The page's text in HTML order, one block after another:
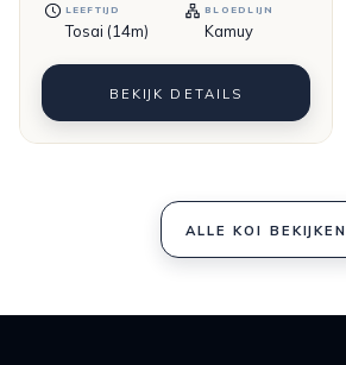
LEEFTIJD
Tosai (14m)
BLOEDLIJN
Kamuy
BEKIJK DETAILS
ALLE KOI BEKIJKEN